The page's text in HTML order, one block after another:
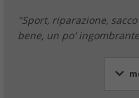
"Sport, riparazione,
bene, un po'